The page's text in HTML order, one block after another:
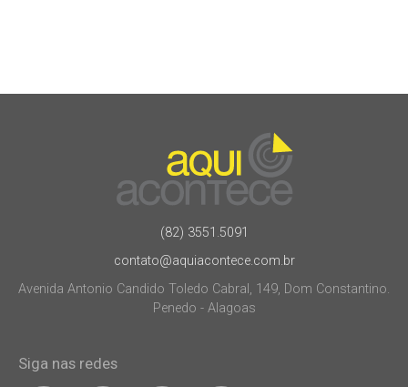
(82) 3551.5091
contato@aquiacontece.com.br
Avenida Antonio Candido Toledo Cabral, 149, Dom Constantino.
Penedo - Alagoas
Siga nas redes